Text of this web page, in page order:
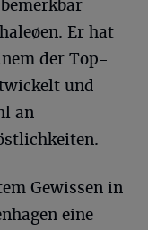
Er hat
der Top-
und
an
Gewissen in
eine